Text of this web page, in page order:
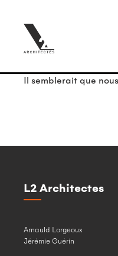
Il semblerait que
L2 Architectes
Arnauld Lorgeoux
Jérémie Guérin